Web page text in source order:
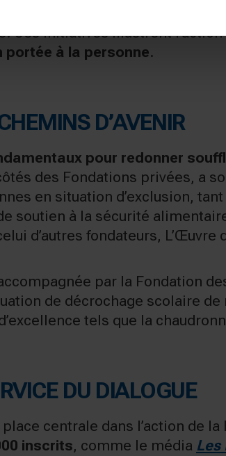
un accompagnement
Ces initiatives illustrent
portée à la personne.
D’AVENIR
pour redonner
des Fondations privées, a
en situation d’exclusion,
soutien à la sécurité
d’autres fondateurs, L’Œuvre
par la Fondation
de décrochage scolaire de
tels que la
DU DIALOGUE
centrale dans l’action de la
inscrits, comme le média Les